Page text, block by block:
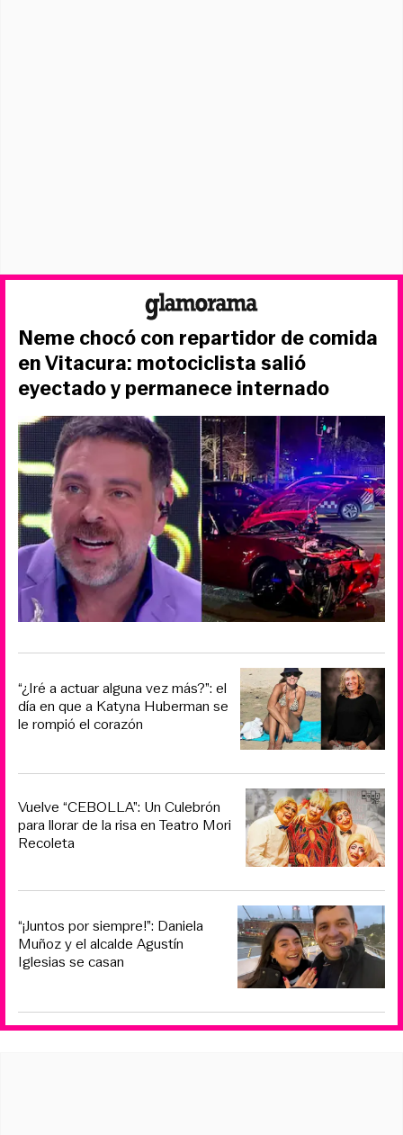
Neme chocó con repartidor de comida
en Vitacura: motociclista salió
eyectado y permanece internado
“¿Iré a actuar alguna vez más?”: el
día en que a Katyna Huberman se
le rompió el corazón
Vuelve “CEBOLLA”: Un Culebrón
para llorar de la risa en Teatro Mori
Recoleta
“¡Juntos por siempre!”: Daniela
Muñoz y el alcalde Agustín
Iglesias se casan